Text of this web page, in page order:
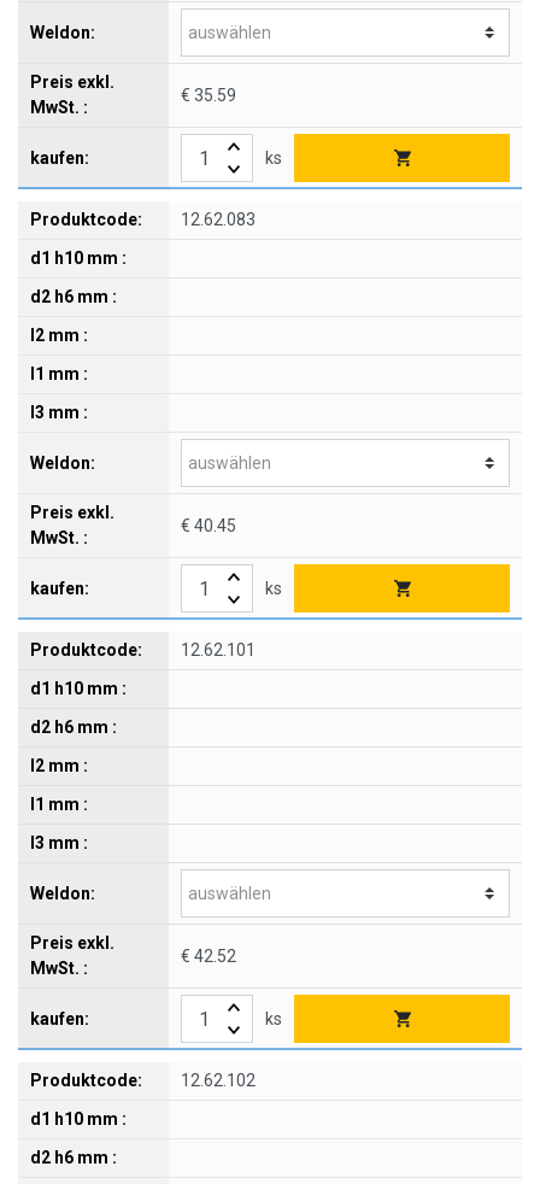
€ 35.59
ks
12.62.083
€ 40.45
ks
12.62.101
€ 42.52
ks
12.62.102